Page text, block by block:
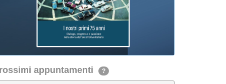
appuntamenti ?